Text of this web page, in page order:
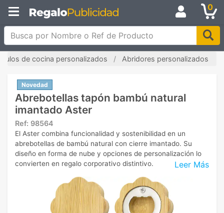
0
Busca por Nombre o Ref de Producto
de cocina personalizados Abridores personalizados
Novedad
Abrebotellas tapón bambú natural
imantado Aster
Ref: 98564
Leer Más
El Aster combina funcionalidad y sostenibilidad en un
abrebotellas de bambú natural con cierre imantado. Su
diseño en forma de nube y opciones de personalización lo
convierten en regalo corporativo distintivo.